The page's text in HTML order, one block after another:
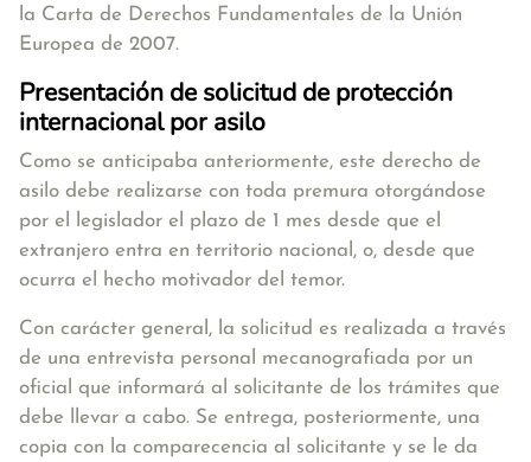
la Carta de Derechos Fundamentales de la Unión
Europea de 2007.
Presentación de solicitud de protección
internacional por asilo
Como se anticipaba anteriormente, este derecho de
asilo debe realizarse con toda premura otorgándose
por el legislador el plazo de 1 mes desde que el
extranjero entra en territorio nacional, o, desde que
ocurra el hecho motivador del temor.
Con carácter general, la solicitud es realizada a través
de una entrevista personal mecanografiada por un
oficial que informará al solicitante de los trámites que
debe llevar a cabo. Se entrega, posteriormente, una
copia con la comparecencia al solicitante y se le da